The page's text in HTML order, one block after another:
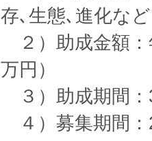
存､生態､進化な
２）助成金額：
万円）
３）助成期間：
４）募集期間：